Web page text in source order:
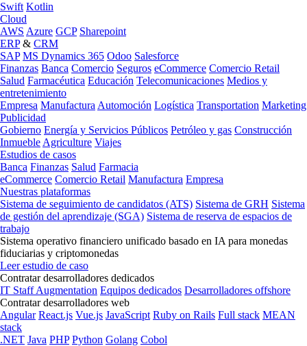
Swift Kotlin
Cloud
AWS Azure GCP Sharepoint
ERP& CRM
SAP MS Dynamics 365 Odoo Salesforce
Finanzas Banca Comercio Seguros eCommerce Comercio Retail
Salud Farmacéutica Educación Telecomunicaciones Medios y
entretenimiento
Empresa Manufactura Automoción Logística Transportation Marketing
Publicidad
Gobierno Energía y Servicios Públicos Petróleo y gas Construcción
Inmueble Agriculture Viajes
Estudios de casos
Banca Finanzas Salud Farmacia
eCommerce Comercio Retail Manufactura Empresa
Nuestras plataformas
Sistema de seguimiento de candidatos (ATS) Sistema de GRH Sistema
de gestión del aprendizaje (SGA) Sistema de reserva de espacios de
trabajo
Sistema operativo financiero unificado basado en IA para monedas
fiduciarias y criptomonedas
Leer estudio de caso
Contratar desarrolladores dedicados
IT Staff Augmentation Equipos dedicados Desarrolladores offshore
Contratar desarrolladores web
Angular React.js Vue.js JavaScript Ruby on Rails Full stack MEAN
stack
.NET Java PHP Python Golang Cobol